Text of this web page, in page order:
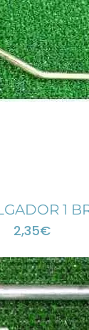
1
2,35€